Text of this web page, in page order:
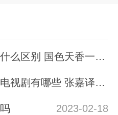
色天香一二三期区别是什么
2023-05-12
嘉译与闫妮合演的电视剧有哪些
2023-02-18